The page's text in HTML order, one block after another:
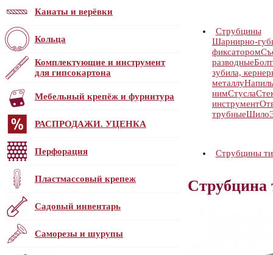
Канаты и верёвки
Кольца
Комплектующие и инструмент
для гипсокартона
Мебельный крепёж и фурнитура
РАСПРОДАЖИ. УЦЕНКА
Перфорация
Пластмассовый крепеж
Садовый инвентарь
Саморезы и шурупы
Струбцины
Шарнирно-
фиксатором
разводные
зубила,
металлу
нимСтусла
инструмент
трубныеШило
Струбцины
Струбцина